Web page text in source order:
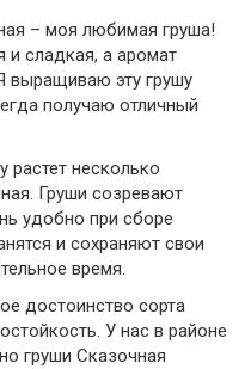
– моя любимая груша!
и сладкая, а аромат
выращиваю эту грушу
получаю отличный
растет несколько
Груши созревают
удобно при сборе
и сохраняют свои
время.
достоинство сорта
У нас в районе
груши Сказочная